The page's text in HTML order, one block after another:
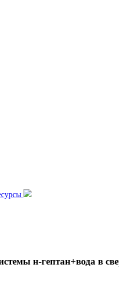
н-гептан+вода в